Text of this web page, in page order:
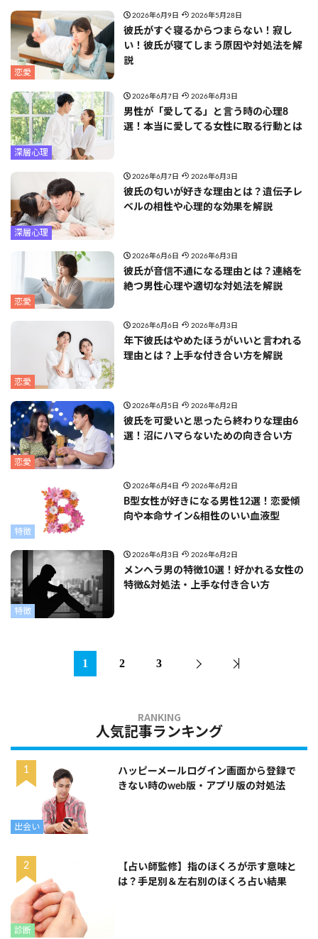
恋愛
2026年6月9日 2026年5月28日
彼氏がすぐ寝るからつまらない！寂し
い！彼氏が寝てしまう原因や対処法を解
説
深層心理
2026年6月7日 2026年6月3日
男性が「愛してる」と言う時の心理8
選！本当に愛してる女性に取る行動とは
深層心理
2026年6月7日 2026年6月3日
彼氏の匂いが好きな理由とは？遺伝子レ
ベルの相性や心理的な効果を解説
恋愛
2026年6月6日 2026年6月3日
彼氏が音信不通になる理由とは？連絡を
絶つ男性心理や適切な対処法を解説
恋愛
2026年6月6日 2026年6月3日
年下彼氏はやめたほうがいいと言われる
理由とは？上手な付き合い方を解説
恋愛
2026年6月5日 2026年6月2日
彼氏を可愛いと思ったら終わりな理由6
選！沼にハマらないための向き合い方
特徴
2026年6月4日 2026年6月2日
B型女性が好きになる男性12選！恋愛傾
向や本命サイン&相性のいい血液型
特徴
2026年6月3日 2026年6月2日
メンヘラ男の特徴10選！好かれる女性の
特徴&対処法・上手な付き合い方
1 2 3
人気記事ランキング
出会い
ハッピーメールログイン画面から登録で
きない時のweb版・アプリ版の対処法
診断
【占い師監修】指のほくろが示す意味と
は？手足別＆左右別のほくろ占い結果